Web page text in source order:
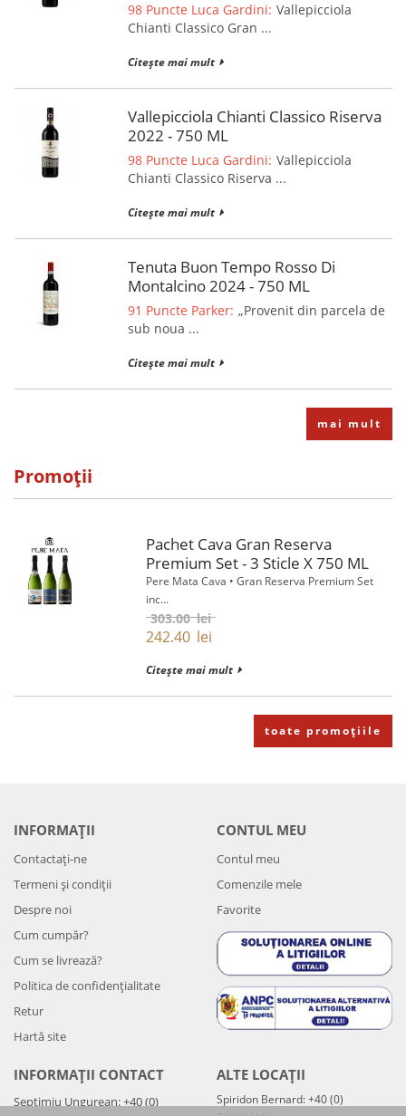
98 Puncte Luca Gardini: Vallepicciola
Chianti Classico Gran ...
Citește mai mult
Vallepicciola Chianti Classico Riserva
2022 - 750 ML
98 Puncte Luca Gardini: Vallepicciola
Chianti Classico Riserva ...
Citește mai mult
Tenuta Buon Tempo Rosso Di
Montalcino 2024 - 750 ML
91 Puncte Parker: „Provenit din parcela de
sub noua ...
Citește mai mult
mai mult
Promoții
Pachet Cava Gran Reserva
Premium Set - 3 Sticle X 750 ML
Pere Mata Cava • Gran Reserva Premium Set
inc...
303.00lei
242.40 lei
Citește mai mult
toate promoțiile
INFORMAȚII
Contactați-ne
Termeni și condiții
Despre noi
Cum cumpăr?
Cum se livrează?
Politica de confidenţialitate
Retur
Hartă site
CONTUL MEU
Contul meu
Comenzile mele
Favorite
INFORMAȚII CONTACT
Septimiu Ungurean: +40 (0)
ALTE LOCAȚII
Spiridon Bernard: +40 (0)